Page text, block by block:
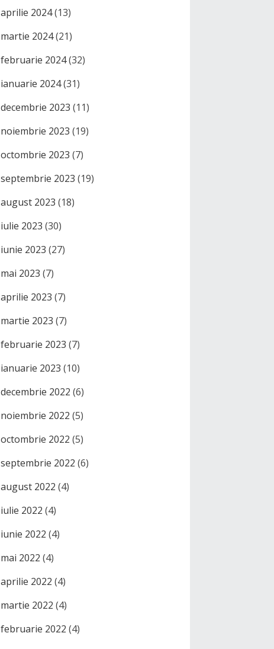
aprilie 2024(13)
martie 2024(21)
februarie 2024(32)
ianuarie 2024(31)
decembrie 2023 (11)
noiembrie 2023 (19)
octombrie 2023 (7)
septembrie 2023 (19)
august 2023 (18)
iulie 2023 (30)
iunie 2023 (27)
mai 2023 (7)
aprilie 2023 (7)
martie 2023 (7)
februarie 2023 (7)
ianuarie 2023 (10)
decembrie 2022 (6)
noiembrie 2022 (5)
octombrie 2022 (5)
septembrie 2022 (6)
august 2022 (4)
iulie 2022 (4)
iunie 2022 (4)
mai 2022 (4)
aprilie 2022 (4)
martie 2022 (4)
februarie 2022 (4)